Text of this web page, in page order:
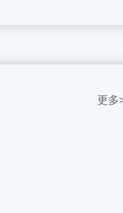
更多